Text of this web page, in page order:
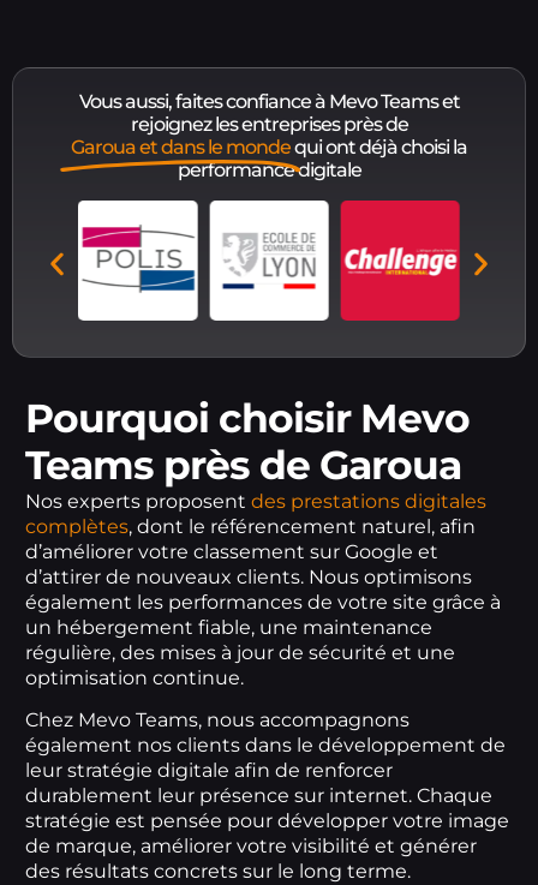
Vous aussi, faites confiance à Mevo Teams et
rejoignez les entreprises près de
Garoua et dans le mondequi ont déjà choisi la
performance digitale
Pourquoi choisir Mevo
Teams près de Garoua
Nos experts proposent des prestations digitales
complètes, dont le référencement naturel, afin
d’améliorer votre classement sur Google et
d’attirer de nouveaux clients. Nous optimisons
également les performances de votre site grâce à
un hébergement fiable, une maintenance
régulière, des mises à jour de sécurité et une
optimisation continue.
Chez Mevo Teams, nous accompagnons
également nos clients dans le développement de
leur stratégie digitale afin de renforcer
durablement leur présence sur internet. Chaque
stratégie est pensée pour développer votre image
de marque, améliorer votre visibilité et générer
des résultats concrets sur le long terme.